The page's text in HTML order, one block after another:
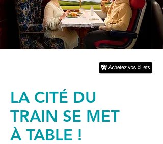
LA CITÉ DU
TRAIN SE MET
À TABLE !